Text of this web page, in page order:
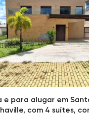
e para alugar em
com 4 suítes,